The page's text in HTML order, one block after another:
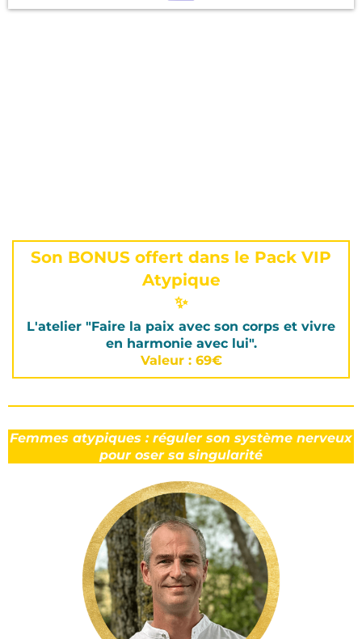
Son BONUS offert dans le Pack VIP
Atypique
✨
L'atelier "Faire la paix avec son corps et vivre
en harmonie avec lui".
Valeur : 69€
Femmes atypiques : réguler son système nerveux
pour oser sa singularité